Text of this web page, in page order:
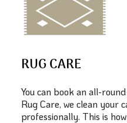
RUG CARE
You can book an all-
Rug Care, we clean your
professionally. This is